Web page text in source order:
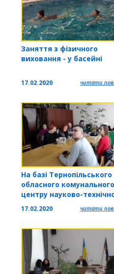
Заняття з фізичного
виховання - у басейні
17.02.2020 читати
На базі Тернопільського
обласного комунального
центру науково-
творчості школярів та
учнівської молоді
майстерності
17.02.2020 читати